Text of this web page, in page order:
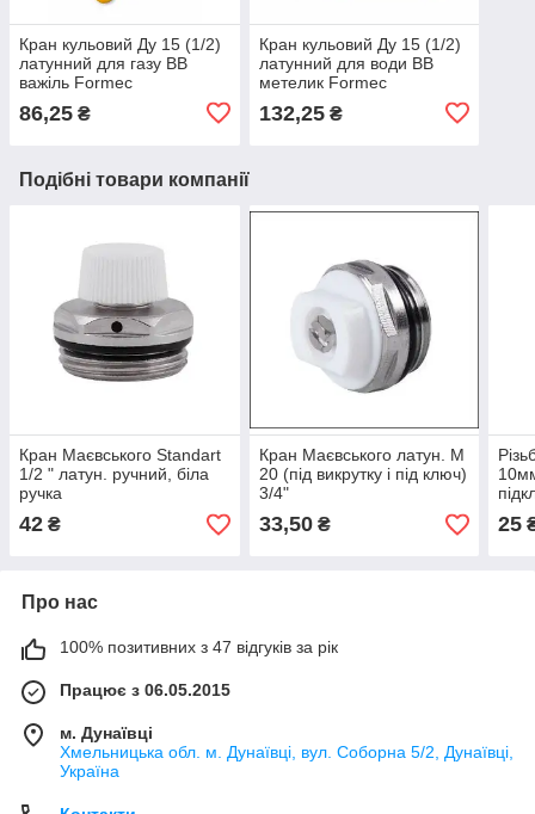
Кран кульовий Ду 15 (1/2)
латунний для газу ВВ
важіль Formec
86,25 ₴
Кран кульовий Ду 15 (1/2)
латунний для води ВВ
метелик Formec
132,25₴
Подібні товари компанії
Кран Маєвського Standart
1/2 " латун. ручний, біла
ручка
42 ₴
Кран Маєвського латун. М
20 (під викрутку і під ключ)
3/4"
33,50₴
під
25
Про нас
100% позитивних з 47 відгуків за рік
Працює з 06.05.2015
м. Дунаївці
Хмельницька обл. м. Дунаївці, вул. Соборна 5/2, Дунаївці,
Україна